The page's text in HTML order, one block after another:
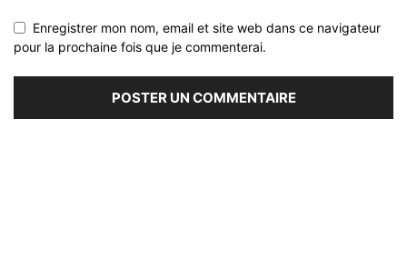
Enregistrer mon nom, email et site web dans ce navigateur
pour la prochaine fois que je commenterai.